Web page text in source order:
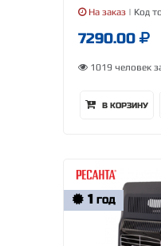
На заказ | Код
7290.00
1019 человек
В КОРЗИНУ
1 ГОД